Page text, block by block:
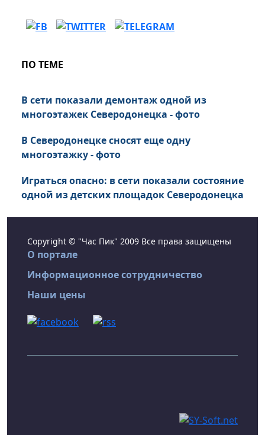
ПО ТЕМЕ
В сети показали демонтаж одной из
многоэтажек Северодонецка - фото
В Северодонецке сносят еще одну
многоэтажку - фото
Играться опасно: в сети показали состояние
одной из детских площадок Северодонецка
Copyright © "Час Пик" 2009 Все права защищены
О портале
Информационное сотрудничество
Наши цены